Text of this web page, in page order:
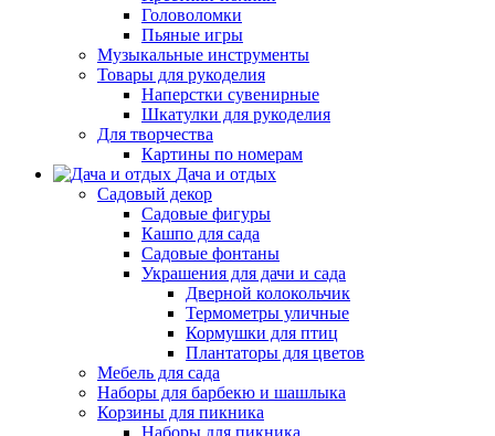
Головоломки
Пьяные игры
Музыкальные инструменты
Товары для рукоделия
Наперстки сувенирные
Шкатулки для рукоделия
Для творчества
Картины по номерам
Дача и отдых
Садовый декор
Садовые фигуры
Кашпо для сада
Садовые фонтаны
Украшения для дачи и сада
Дверной колокольчик
Термометры уличные
Кормушки для птиц
Плантаторы для цветов
Мебель для сада
Наборы для барбекю и шашлыка
Корзины для пикника
Наборы для пикника